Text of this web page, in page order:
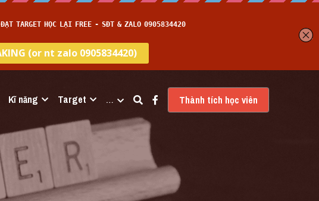
Kĩ năng Target … Thành tích học viên